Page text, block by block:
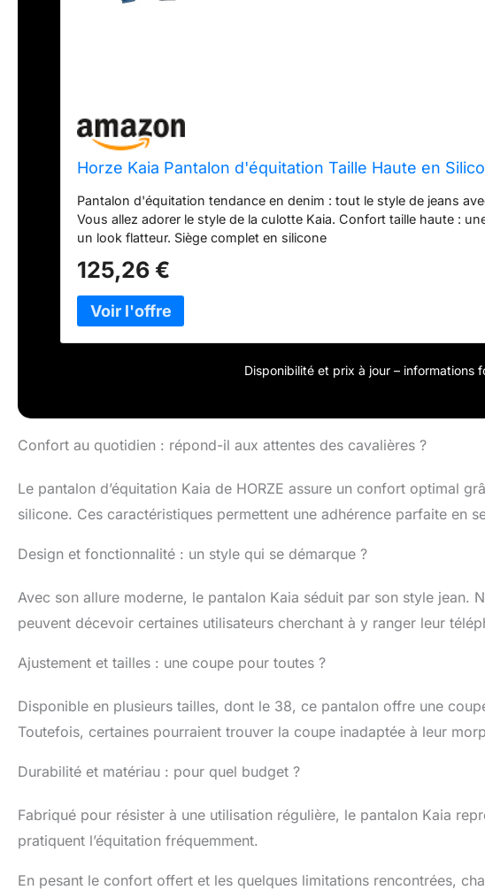
Horze Kaia Pantalon d'équitation Taille Haute en
Pantalon d'équitation tendance en denim : tout le style de jeans
Vous allez adorer le style de la culotte Kaia. Confort taille haute :
un look flatteur. Siège complet en silicone
******* Tissu flexible : le tissu mélangé de ces culottes offre une
ajustement parfait Poches arrière brodées : un peu de design sur
pantalon tendance.
125,26 €
Disponibilité et prix à jour – informations
Confort au quotidien : répond-il aux attentes des cavalières ?
Le pantalon d’équitation Kaia de HORZE assure un confort optimal
silicone. Ces caractéristiques permettent une adhérence parfaite en
Design et fonctionnalité : un style qui se démarque ?
Avec son allure moderne, le pantalon Kaia séduit par son style jean.
peuvent décevoir certaines utilisateurs cherchant à y ranger leur
Ajustement et tailles : une coupe pour toutes ?
Disponible en plusieurs tailles, dont le 38, ce pantalon offre une
Toutefois, certaines pourraient trouver la coupe inadaptée à leur
Durabilité et matériau : pour quel budget ?
Fabriqué pour résister à une utilisation régulière, le pantalon Kaia
pratiquent l’équitation fréquemment.
En pesant le confort offert et les quelques limitations rencontrées,